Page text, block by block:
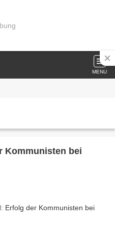
MENU
Kommunisten bei